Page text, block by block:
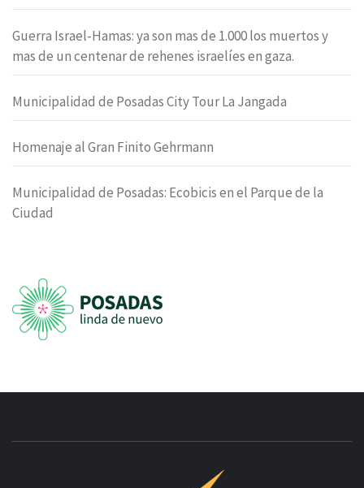
Guerra Israel-Hamas: ya son mas de 1.000 los muertos y
mas de un centenar de rehenes israelíes en gaza.
Municipalidad de Posadas City Tour La Jangada
Homenaje al Gran Finito Gehrmann
Municipalidad de Posadas: Ecobicis en el Parque de la
Ciudad